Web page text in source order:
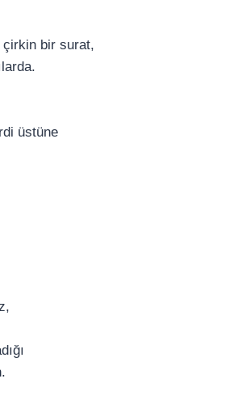
çirkin bir surat,
üstüne